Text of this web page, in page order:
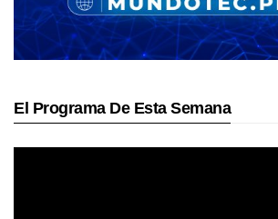
El Programa De Esta Semana